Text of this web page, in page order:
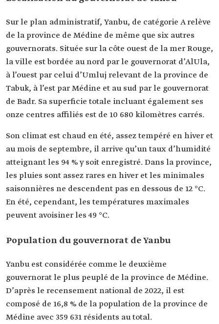
Sur le plan administratif, Yanbu, de catégorie A relève
de la province de Médine de même que six autres
gouvernorats. Située sur la côte ouest de la mer Rouge,
la ville est bordée au nord par le gouvernorat d’AlUla,
à l’ouest par celui d’Umluj relevant de la province de
Tabuk, à l’est par Médine et au sud par le gouvernorat
de Badr. Sa superficie totale incluant également ses
onze centres affiliés est de 10 680 kilomètres carrés.
Son climat est chaud en été, assez tempéré en hiver et
au mois de septembre, il arrive qu’un taux d’humidité
atteignant les 94 % y soit enregistré. Dans la province,
les pluies sont assez rares en hiver et les minimales
saisonnières ne descendent pas en dessous de 12 °C.
En été, cependant, les températures maximales
peuvent avoisiner les 49 °C.
Population du gouvernorat de Yanbu
Yanbu est considérée comme le deuxième
gouvernorat le plus peuplé de la province de Médine.
D’après le recensement national de 2022, il est
composé de 16,8 % de la population de la province de
Médine avec 359 631 résidents au total.